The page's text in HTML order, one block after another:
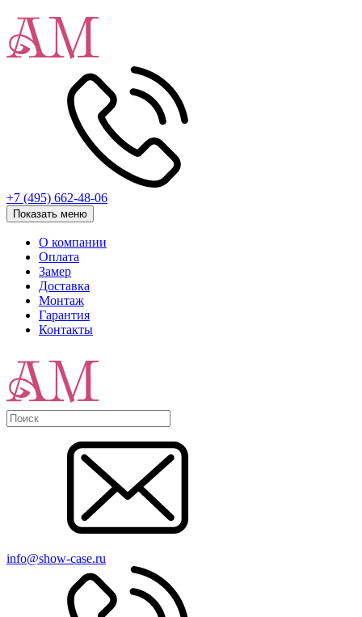
+7 (495) 662-48-06
Показать меню
О компании
Оплата
Замер
Доставка
Монтаж
Гарантия
Контакты
info@show-case.ru